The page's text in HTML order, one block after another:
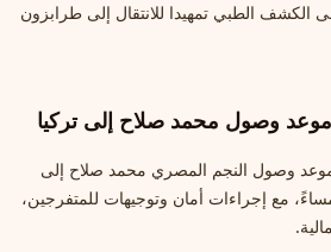
الكشف الطبي تمهيدا للانتقال إلى طرابزون
وصول محمد صلاح إلى تركيا
وصول النجم المصري محمد صلاح إلى
مع إجراءات أمان وتوجيهات للمتفرجين،